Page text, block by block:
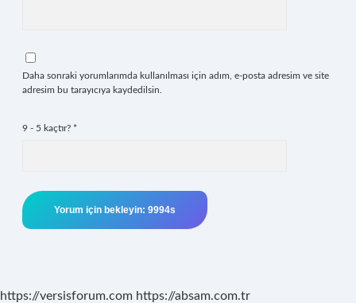
Daha sonraki yorumlarımda kullanılması için adım, e-posta adresim ve site
adresim bu tarayıcıya kaydedilsin.
9 - 5 kaçtır? *
https://versisforum.com https://absam.com.tr